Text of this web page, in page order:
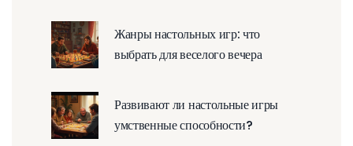
Жанры настольных игр: что
выбрать для веселого вечера
Развивают ли настольные игры
умственные способности?